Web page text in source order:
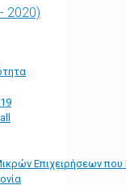
2020)
Επιχειρήσεων